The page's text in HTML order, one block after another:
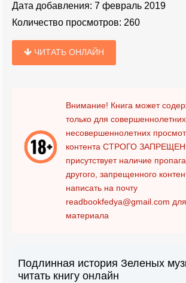
Дата добавления: 7 февраль 2019
Количество просмотров: 260
ЧИТАТЬ ОНЛАЙН
Внимание! Книга может
только для
несовершеннолетних
контента СТРОГО
присутствует наличие
другого, запрещенного
написать на почту
readbookfedya@gmail.com
материала
Подлинная история Зеленых
читать книгу онлайн